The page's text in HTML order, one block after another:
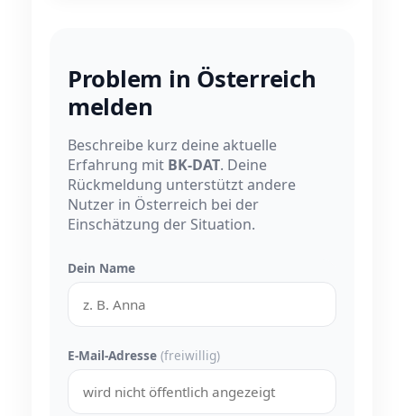
Problem in Österreich
melden
Beschreibe kurz deine aktuelle
Erfahrung mit BK-DAT. Deine
Rückmeldung unterstützt andere
Nutzer in Österreich bei der
Einschätzung der Situation.
Dein Name
E-Mail-Adresse (freiwillig)